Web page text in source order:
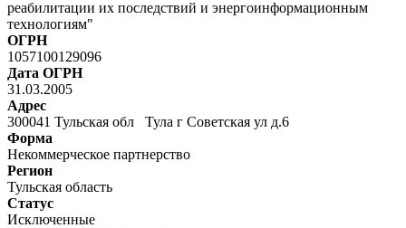
реабилитации их последствий и энергоинформационным
технологиям"
ОГРН
1057100129096
Дата ОГРН
31.03.2005
Адрес
300041 Тульская обл Тула г Советская ул д.6
Форма
Некоммерческое партнерство
Регион
Тульская область
Статус
Исключенные